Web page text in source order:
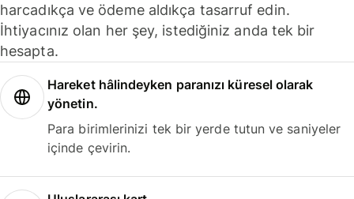
harcadıkça ve ödeme aldıkça tasarruf edin.
İhtiyacınız olan her şey, istediğiniz anda tek bir
hesapta.
Hareket hâlindeyken paranızı küresel olarak
yönetin.
Para birimlerinizi tek bir yerde tutun ve saniyeler
içinde çevirin.